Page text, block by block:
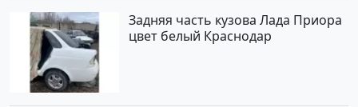
Задняя часть кузова Лада Приора
цвет белый Краснодар